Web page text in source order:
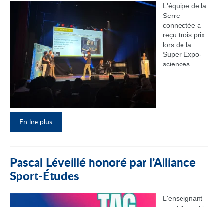
L'équipe de la
Serre
connectée a
reçu trois prix
lors de la
Super Expo-
sciences.
En lire plus
Pascal Léveillé honoré par l’Alliance
Sport-Études
L'enseignant